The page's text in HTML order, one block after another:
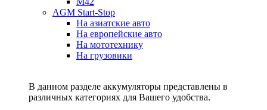
AGM Start-Stop
На азиатские авто
На европейские авто
На мототехнику
На грузовики
В данном разделе аккумуляторы представлены в
различных категориях для Вашего удобства.